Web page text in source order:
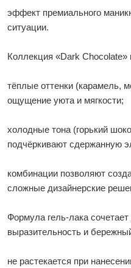
эффект премиального
ситуации.
Коллекция «Dark
тёплые оттенки (карамель,
ощущение уюта и мягкости;
холодные тона (горький
подчёркивают сдержанную
комбинации позволяют
сложные дизайнерские
Формула гель‑лака
выразительность и
не растекается при